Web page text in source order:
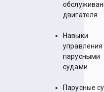
двигателя
Навыки
управления
парусными
судами
Парусные